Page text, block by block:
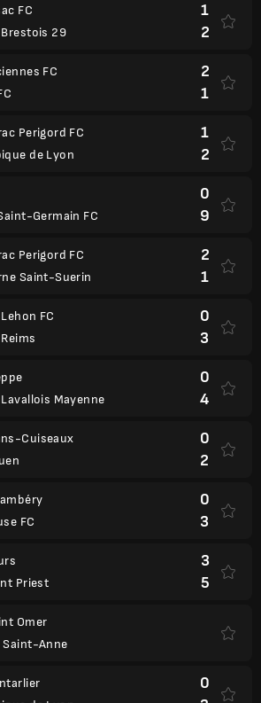
FC
29
1
2
FC
2
1
Perigord FC
de Lyon
1
2
Germain FC
0
9
Perigord FC
Saint-Suerin
2
1
FC
0
3
Mayenne
0
4
Cuiseaux
0
2
FC
0
3
Priest
3
5
Omer
Saint-Anne
0